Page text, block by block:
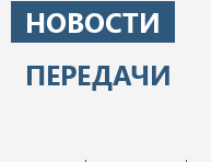
НОВОСТИ
ПЕРЕДАЧИ